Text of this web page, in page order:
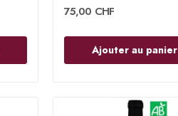
75,00 CHF
Ajouter au panier